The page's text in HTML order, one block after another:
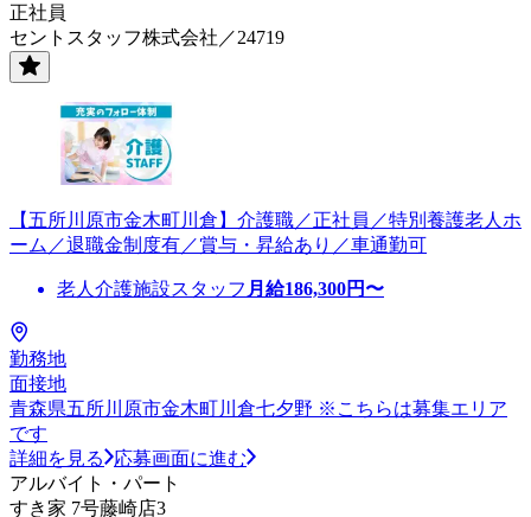
正社員
セントスタッフ株式会社／24719
【五所川原市金木町川倉】介護職／正社員／特別養護老人ホ
ーム／退職金制度有／賞与・昇給あり／車通勤可
老人介護施設スタッフ 月給186,300円〜
勤務地
面接地
青森県五所川原市金木町川倉七夕野 ※こちらは募集エリア
です
詳細を見る
応募画面に進む
アルバイト・パート
すき家 7号藤崎店3